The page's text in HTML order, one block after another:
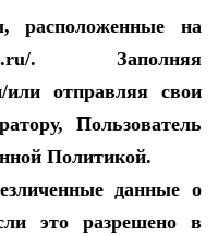
расположенные на
. Заполняя
отправляя свои
Пользователь
Политикой.
данные о
это разрешено в